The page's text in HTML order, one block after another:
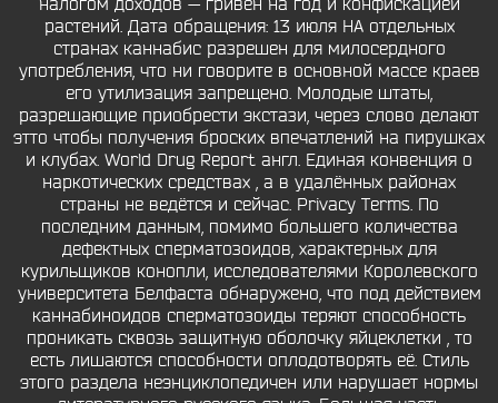
налогом доходов — гривен на год и конфискацией
растений. Дата обращения: 13 июля НА отдельных
странах каннабис разрешен для милосердного
употребления, что ни говорите в основной массе краев
его утилизация запрещено. Молодые штаты,
разрешающие приобрести экстази, через слово делают
этто чтобы получения броских впечатлений на пирушках
и клубах. World Drug Report англ. Единая конвенция о
наркотических средствах , а в удалённых районах
страны не ведётся и сейчас. Privacy Terms. По
последним данным, помимо большего количества
дефектных сперматозоидов, характерных для
курильщиков конопли, исследователями Королевского
университета Белфаста обнаружено, что под действием
каннабиноидов сперматозоиды теряют способность
проникать сквозь защитную оболочку яйцеклетки , то
есть лишаются способности оплодотворять её. Стиль
этого раздела неэнциклопедичен или нарушает нормы